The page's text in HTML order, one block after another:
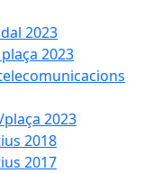
2023
2023
2023
2018
2017